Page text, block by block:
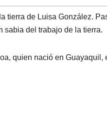
tierra de Luisa González.
sabia del trabajo de la tierra.
quien nació en Guayaquil,